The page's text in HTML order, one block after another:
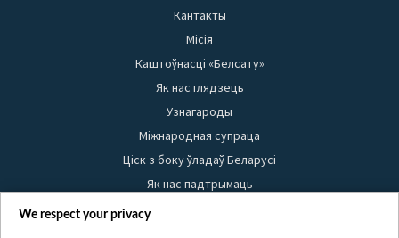
Кантакты
Місія
Каштоўнасці «Белсату»
Як нас глядзець
Узнагароды
Міжнародная супраца
Ціск з боку ўладаў Беларусі
Як нас падтрымаць
Правілы выкарыстання матэрыялаў
We respect your privacy